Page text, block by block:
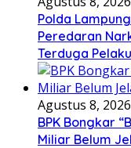
Polda
Peredaran
Terduga
Agustus 8, 2026
BPK Bongkar
Miliar Belum